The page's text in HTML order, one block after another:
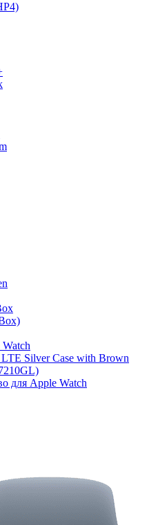
Silver Case with Brown
для Apple Watch